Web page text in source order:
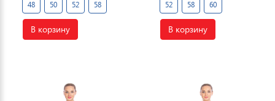
48 50 52 58
В корзину
52 58 60
В корзину